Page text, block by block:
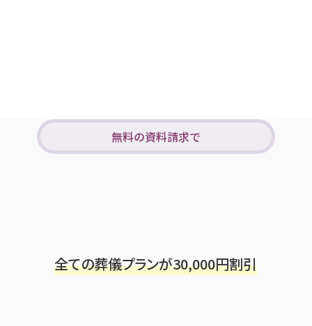
無料の資料請求で
全ての葬儀プランが30,000円割引